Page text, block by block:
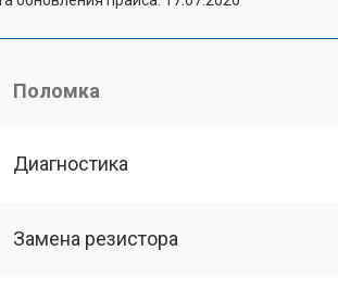
Поломка
Диагностика
Замена резистора